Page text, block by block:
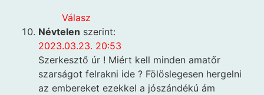
Válasz
Névtelen szerint:
2023.03.23. 20:53
Szerkesztő úr ! Miért kell minden amatőr
szarságot felrakni ide ? Fölöslegesen hergelni
az embereket ezekkel a jószándékú ám